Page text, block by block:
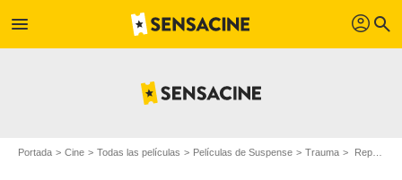
menu profil search
Portada Cine Todas las películas Películas de Suspense Trauma Reparto Trauma